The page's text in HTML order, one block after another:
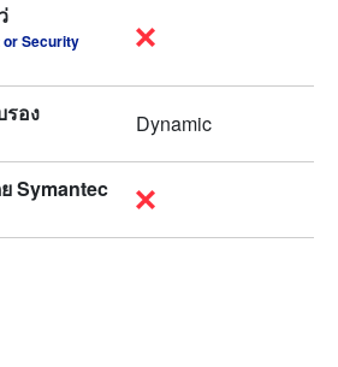
Security
รอง Dynamic
Symantec